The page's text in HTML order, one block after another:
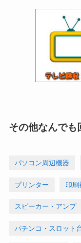
その他なんでも
パソコン周辺機器
プリンター 印刷
スピーカー・アンプ
パチンコ・スロット